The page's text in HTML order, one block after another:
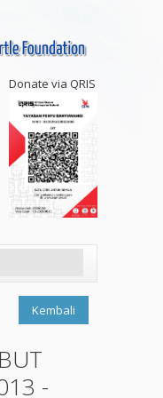
Donate via QRIS
Kembali
-